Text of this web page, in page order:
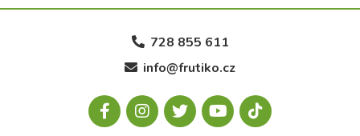
728 855 611
info@frutiko.cz